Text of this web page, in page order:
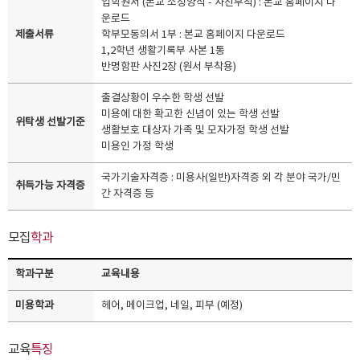
제출서류
입학원서 (본교 소정양식 - 사진부착) : 본교 홈페이지 다
운로드
학부모동의서 1부 : 본교 홈페이지 다운로드
1,2학년 생활기록부 사본 1통
반명함판 사진2장 (원서 부착용)
위탁생 선발기준
출결상황이 우수한 학생 선발
미용에 대한 확고한 신념이 있는 학생 선발
생활보호 대상자 가족 및 모자가정 학생 선발
미용인 가정 학생
취득가능 자격증
국가기술자격증 : 미용사(일반)자격증 외 각 분야 국가/민
간 자격증 등
모집학과
학과구분 교육내용
미용학과 헤어, 메이크업, 네일, 피부 (예정)
교육특징